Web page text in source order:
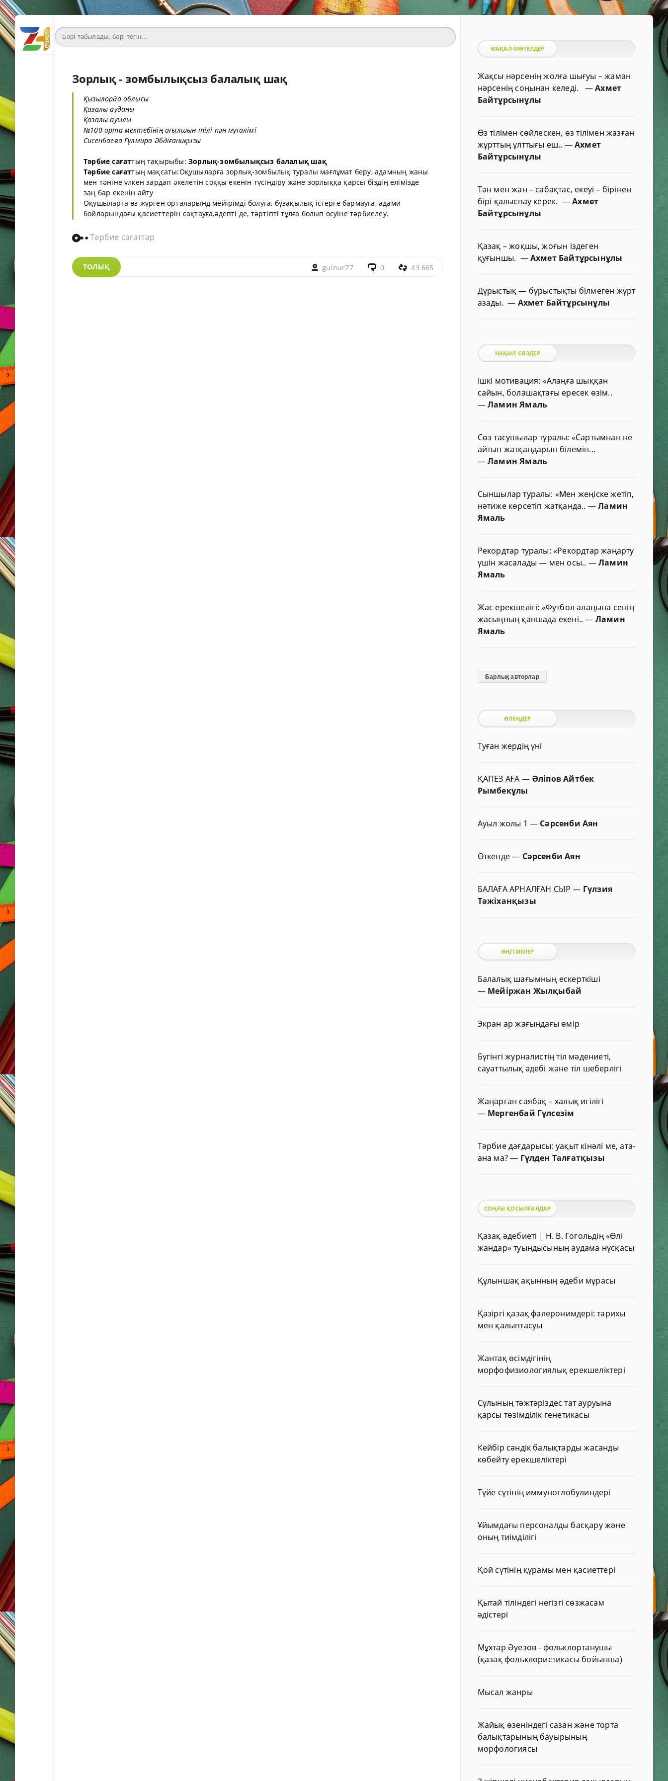
Зорлық - зомбылықсыз балалық шақ
Қызылорда облысы
Қазалы ауданы
Қазалы ауылы
№100 орта мектебінің ағылшын тілі пән мұғалімі
Сисенбаева Гүлмира Әбдіғаниқызы
Тәрбие сағаттың тақырыбы:Зорлық-зомбылықсыз балалық шақ
Тәрбие сағаттың мақсаты:Оқушыларға зорлық-зомбылық туралы мағлұмат беру, адамның жаны
мен тәніне үлкен зардап әкелетін соққы екенін түсіндіру және зорлыққа қарсы біздің елімізде
заң бар екенін айту
Оқушыларға өз жүрген орталарынд мейірімді болуға, бұзақылық істерге бармауға, адами
бойларындағы қасиеттерін сақтауға,әдепті де, тәртіпті тұлға болып өсуіне тәрбиелеу.
Тәрбие сағаттар
ТОЛЫҚ gulnur77 0 43 665
МАҚАЛ-МӘТЕЛДЕР
Жақсы нәрсенің жолға шығуы – жаман
нәрсенің соңынан келеді. —Ахмет
Байтұрсынұлы
Өз тілімен сөйлескен, өз тілімен жазған
жұрттың ұлттығы еш.. —Ахмет
Байтұрсынұлы
Тән мен жан – сабақтас, екеуі – бірінен
бірі қалыспау керек. —Ахмет
Байтұрсынұлы
Қазақ – жоқшы, жоғын іздеген
қуғыншы. —Ахмет Байтұрсынұлы
Дұрыстық — бұрыстықты білмеген жұрт
азады.— Ахмет Байтұрсынұлы
НАҚЫЛ СӨЗДЕР
Ішкі мотивация: «Алаңға шыққан
сайын, болашақтағы ересек өзім..
—Ламин Ямаль
Сөз тасушылар туралы: «Сартымнан не
айтып жатқандарын білемін...
—Ламин Ямаль
Сыншылар туралы: «Мен жеңіске жетіп,
нәтиже көрсетіп жатқанда.. —Ламин
Ямаль
Рекордтар туралы: «Рекордтар жаңарту
үшін жасалады — мен осы.. —Ламин
Ямаль
Жас ерекшелігі: «Футбол алаңына сенің
жасыңның қаншада екені..— Ламин
Ямаль
Барлық авторлар
ӨЛЕҢДЕР
Туған жердің үні
ҚАПЕЗ АҒА — Әліпов Айтбек
Рымбекұлы
Ауыл жолы 1 — Сәрсенби Аян
Өткенде— Сәрсенби Аян
БАЛАҒА АРНАЛҒАН СЫР— Гүлзия
Тәжіханқызы
ӘҢГІМЕЛЕР
Балалық шағымның ескерткіші
— Мейіржан Жылқыбай
Экран ар жағындағы өмір
Бүгінгі журналистің тіл мәдениеті,
сауаттылық әдебі және тіл шеберлігі
Жаңарған саябақ – халық игілігі
— Мергенбай Гүлсезім
Тәрбие дағдарысы: уақыт кінәлі ме, ата-
ана ма?— Гүлден Талғатқызы
СОҢҒЫ ҚОСЫЛҒАНДАР
Қазақ әдебиеті | Н. В. Гогольдің «Өлі
жандар» туындысының аудама нұсқасы
Құлыншақ ақынның әдеби мұрасы
Қазіргі қазақ фалеронимдері: тарихы
мен қалыптасуы
Жантақ өсімдігінің
морфофизиологиялық ерекшеліктері
Сұлының тәжтәріздес тат ауруына
қарсы төзімділік генетикасы
Кейбір сәндік балықтарды жасанды
көбейту ерекшеліктері
Түйе сүтінің иммуноглобулиндері
Ұйымдағы персоналды басқару және
оның тиімділігі
Қой сүтінің құрамы мен қасиеттері
Қытай тіліндегі негізгі сөзжасам
әдістері
Мұхтар Әуезов - фольклортанушы
(қазақ фольклористикасы бойынша)
Мысал жанры
Жайық өзеніндегі сазан және торта
балықтарының бауырының
морфологиясы